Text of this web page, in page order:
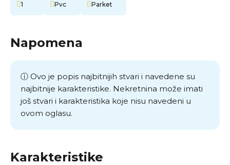
1
Pvc
Parket
Napomena
ⓘ Ovo je popis najbitnijih stvari i navedene su
najbitnije karakteristike. Nekretnina može imati
još stvari i karakteristika koje nisu navedeni u
ovom oglasu.
Karakteristike